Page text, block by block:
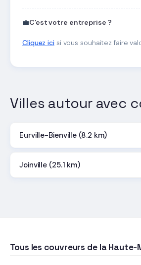
💼C'est votre entreprise ?
Cliquez icisi vous souhaitez faire
Villes autour avec
Eurville-Bienville (8.2 km)
Joinville (25.1 km)
Tous les couvreurs de la Haute-